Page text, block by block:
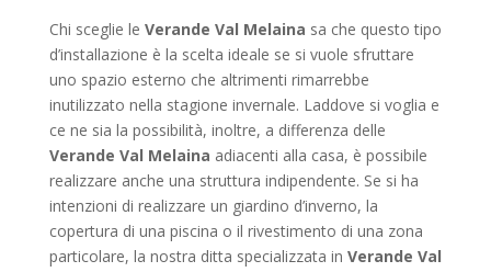
Chi sceglie le Verande Val Melaina sa che questo tipo
d’installazione è la scelta ideale se si vuole sfruttare
uno spazio esterno che altrimenti rimarrebbe
inutilizzato nella stagione invernale. Laddove si voglia e
ce ne sia la possibilità, inoltre, a differenza delle
Verande Val Melaina adiacenti alla casa, è possibile
realizzare anche una struttura indipendente. Se si ha
intenzioni di realizzare un giardino d’inverno, la
copertura di una piscina o il rivestimento di una zona
particolare, la nostra ditta specializzata in Verande Val